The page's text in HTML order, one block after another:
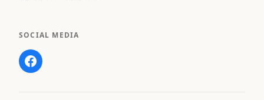
SOCIAL MEDIA